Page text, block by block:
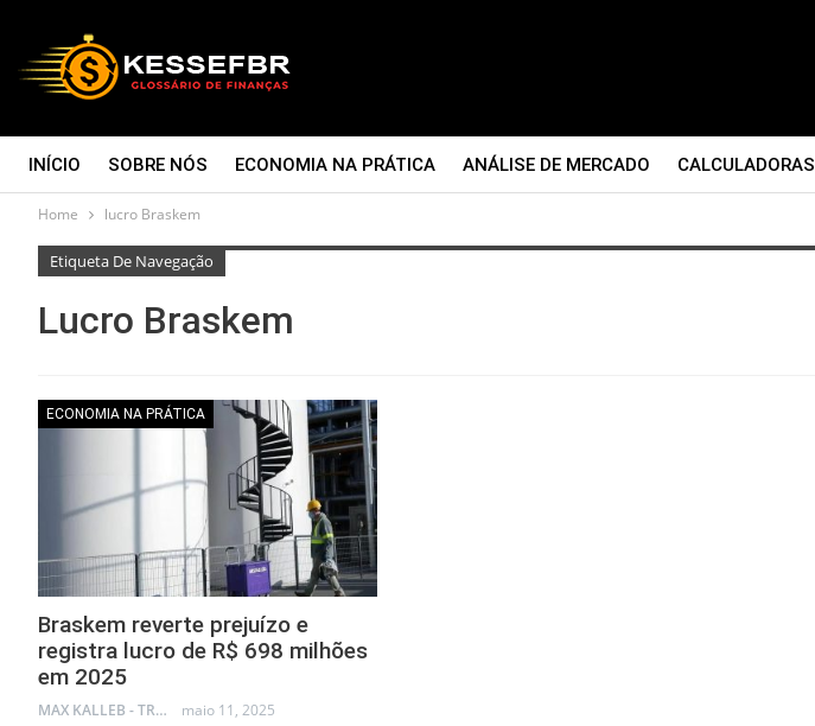
INÍCIO SOBRE NÓS ECONOMIA NA PRÁTICA ANÁLISE DE MERCADO CALCULADORAS
CONTATO
Home lucro Braskem
Etiqueta De Navegação
Lucro Braskem
ECONOMIA NA PRÁTICA
Braskem reverte prejuízo e
registra lucro de R$ 698 milhões
em 2025
MAX KALLEB - TRADER maio 11, 2025